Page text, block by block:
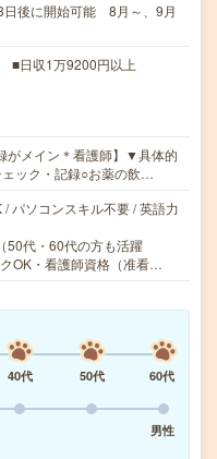
後に開始可能 8月～、9月
日収1万9200円以上
がメイン＊看護師】▼具体的
ック・記録○お薬の飲…
パソコンスキル不要 / 英語力
代・60代の方も活躍
OK・看護師資格（准看…
40代 50代
60代
男性